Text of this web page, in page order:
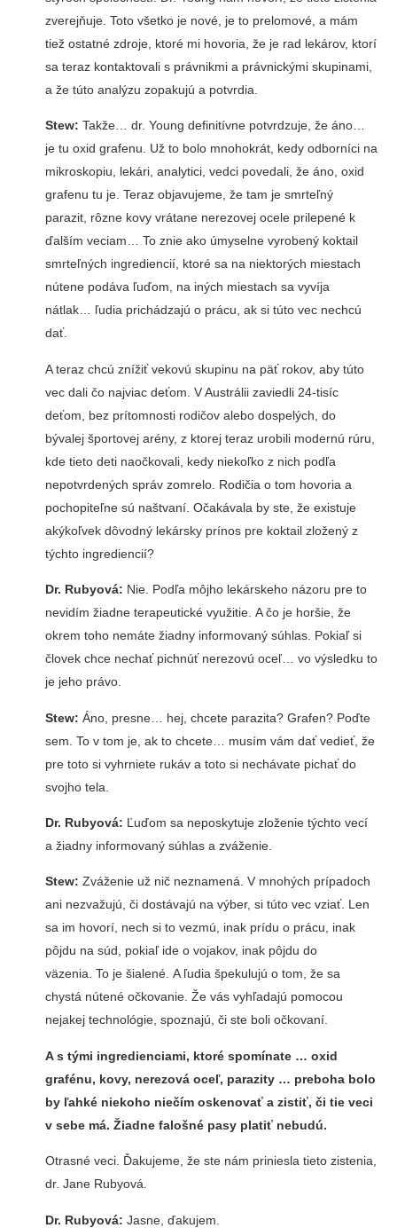
zverejňuje. Toto všetko je nové, je to prelomové, a mám
tiež ostatné zdroje, ktoré mi hovoria, že je rad lekárov, ktorí
sa teraz kontaktovali s právnikmi a právnickými skupinami,
a že túto analýzu zopakujú a potvrdia.
Stew: Takže… dr. Young definitívne potvrdzuje, že áno…
je tu oxid grafenu. Už to bolo mnohokrát, kedy odborníci na
mikroskopiu, lekári, analytici, vedci povedali, že áno, oxid
grafenu tu je. Teraz objavujeme, že tam je smrteľný
parazit, rôzne kovy vrátane nerezovej ocele prilepené k
ďalším veciam… To znie ako úmyselne vyrobený koktail
smrteľných ingrediencií, ktoré sa na niektorých miestach
nútene podáva ľuďom, na iných miestach sa vyvíja
nátlak… ľudia prichádzajú o prácu, ak si túto vec nechcú
dať.
A teraz chcú znížiť vekovú skupinu na päť rokov, aby túto
vec dali čo najviac deťom. V Austrálii zaviedli 24-tisíc
deťom, bez prítomnosti rodičov alebo dospelých, do
bývalej športovej arény, z ktorej teraz urobili modernú rúru,
kde tieto deti naočkovali, kedy niekoľko z nich podľa
nepotvrdených správ zomrelo. Rodičia o tom hovoria a
pochopiteľne sú naštvaní. Očakávala by ste, že existuje
akýkoľvek dôvodný lekársky prínos pre koktail zložený z
týchto ingrediencií?
Dr. Rubyová: Nie. Podľa môjho lekárskeho názoru pre to
nevidím žiadne terapeutické využitie. A čo je horšie, že
okrem toho nemáte žiadny informovaný súhlas. Pokiaľ si
človek chce nechať pichnúť nerezovú oceľ… vo výsledku to
je jeho právo.
Stew: Áno, presne… hej, chcete parazita? Grafen? Poďte
sem. To v tom je, ak to chcete… musím vám dať vedieť, že
pre toto si vyhrniete rukáv a toto si nechávate pichať do
svojho tela.
Dr. Rubyová: Ľuďom sa neposkytuje zloženie týchto vecí
a žiadny informovaný súhlas a zváženie.
Stew: Zváženie už nič neznamená. V mnohých prípadoch
ani nezvažujú, či dostávajú na výber, si túto vec vziať. Len
sa im hovorí, nech si to vezmú, inak prídu o prácu, inak
pôjdu na súd, pokiaľ ide o vojakov, inak pôjdu do
väzenia. To je šialené. A ľudia špekulujú o tom, že sa
chystá nútené očkovanie. Že vás vyhľadajú pomocou
nejakej technológie, spoznajú, či ste boli očkovaní.
A s tými ingredienciami, ktoré spomínate … oxid
grafénu, kovy, nerezová oceľ, parazity … preboha bolo
by ľahké niekoho niečím oskenovať a zistiť, či tie veci
v sebe má. Žiadne falošné pasy platiť nebudú.
Otrasné veci. Ďakujeme, že ste nám priniesla tieto zistenia,
dr. Jane Rubyová.
Dr. Rubyová: Jasne, ďakujem.